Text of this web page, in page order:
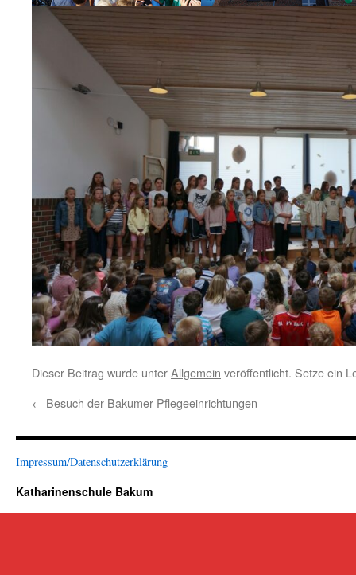
Dieser Beitrag wurde unterAllgemein veröffentlicht. Setze ein
← Besuch der Bakumer Pflegeeinrichtungen
Impressum/Datenschutzerklärung
Katharinenschule Bakum